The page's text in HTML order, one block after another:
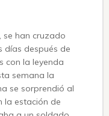
se han cruzado
días después de
con la leyenda
semana la
se sorprendió al
la estación de